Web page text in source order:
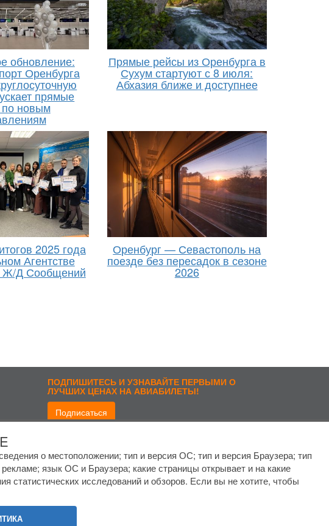
обновление:
Оренбурга
прямые
новым
Прямые рейсы из Оренбурга в
Сухум стартуют с 8 июля:
Абхазия ближе и доступнее
2025 года
Агентстве
Ж/Д Сообщений
Оренбург — Севастополь на
поезде без пересадок в сезоне
2026
ПОДПИШИТЕСЬ И УЗНАВАЙТЕ ПЕРВЫМИ О
ЛУЧШИХ ЦЕНАХ НА АВИАБИЛЕТЫ!
Подписаться
о местоположении; тип и версия ОС; тип и версия Браузера; тип
язык ОС и Браузера; какие страницы открывает и на какие
статистических исследований и обзоров. Если вы не хотите, чтобы